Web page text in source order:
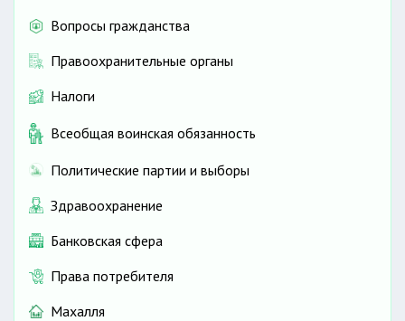
Вопросы гражданства
Правоохранительные органы
Налоги
Всеобщая воинская обязанность
Политические партии и выборы
Здравоохранение
Банковская сфера
Права потребителя
Махалля